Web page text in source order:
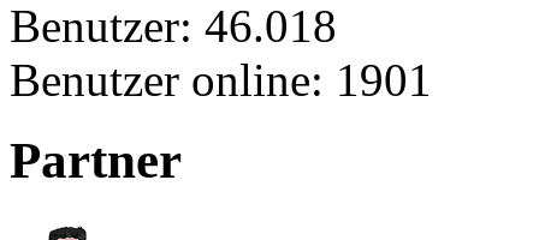
Benutzer: 46.018
Benutzer online: 1901
Partner